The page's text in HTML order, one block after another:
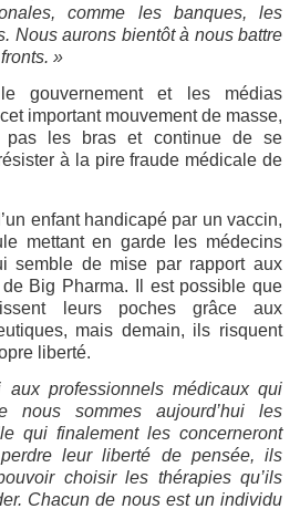
comme les banques, les
Nous aurons bientôt à nous battre
»
gouvernement et les médias
important mouvement de masse,
pas les bras et continue de se
à la pire fraude médicale de
enfant handicapé par un vaccin,
mettant en garde les médecins
semble de mise par rapport aux
Big Pharma. Il est possible que
leurs poches grâce aux
mais demain, ils risquent
liberté.
aux professionnels médicaux qui
nous sommes aujourd’hui les
qui finalement les concerneront
leur liberté de pensée, ils
choisir les thérapies qu’ils
Chacun de nous est un individu